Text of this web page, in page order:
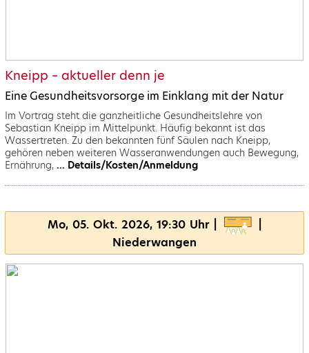
Kneipp – aktueller denn je
Eine Gesundheitsvorsorge im Einklang mit der Natur
Im Vortrag steht die ganzheitliche Gesundheitslehre von
Sebastian Kneipp im Mittelpunkt. Häufig bekannt ist das
Wassertreten. Zu den bekannten fünf Säulen nach Kneipp,
gehören neben weiteren Wasseranwendungen auch Bewegung,
Ernährung,... Details/Kosten/Anmeldung
Mo, 05. Okt. 2026, 19:30 Uhr |
Niederwangen